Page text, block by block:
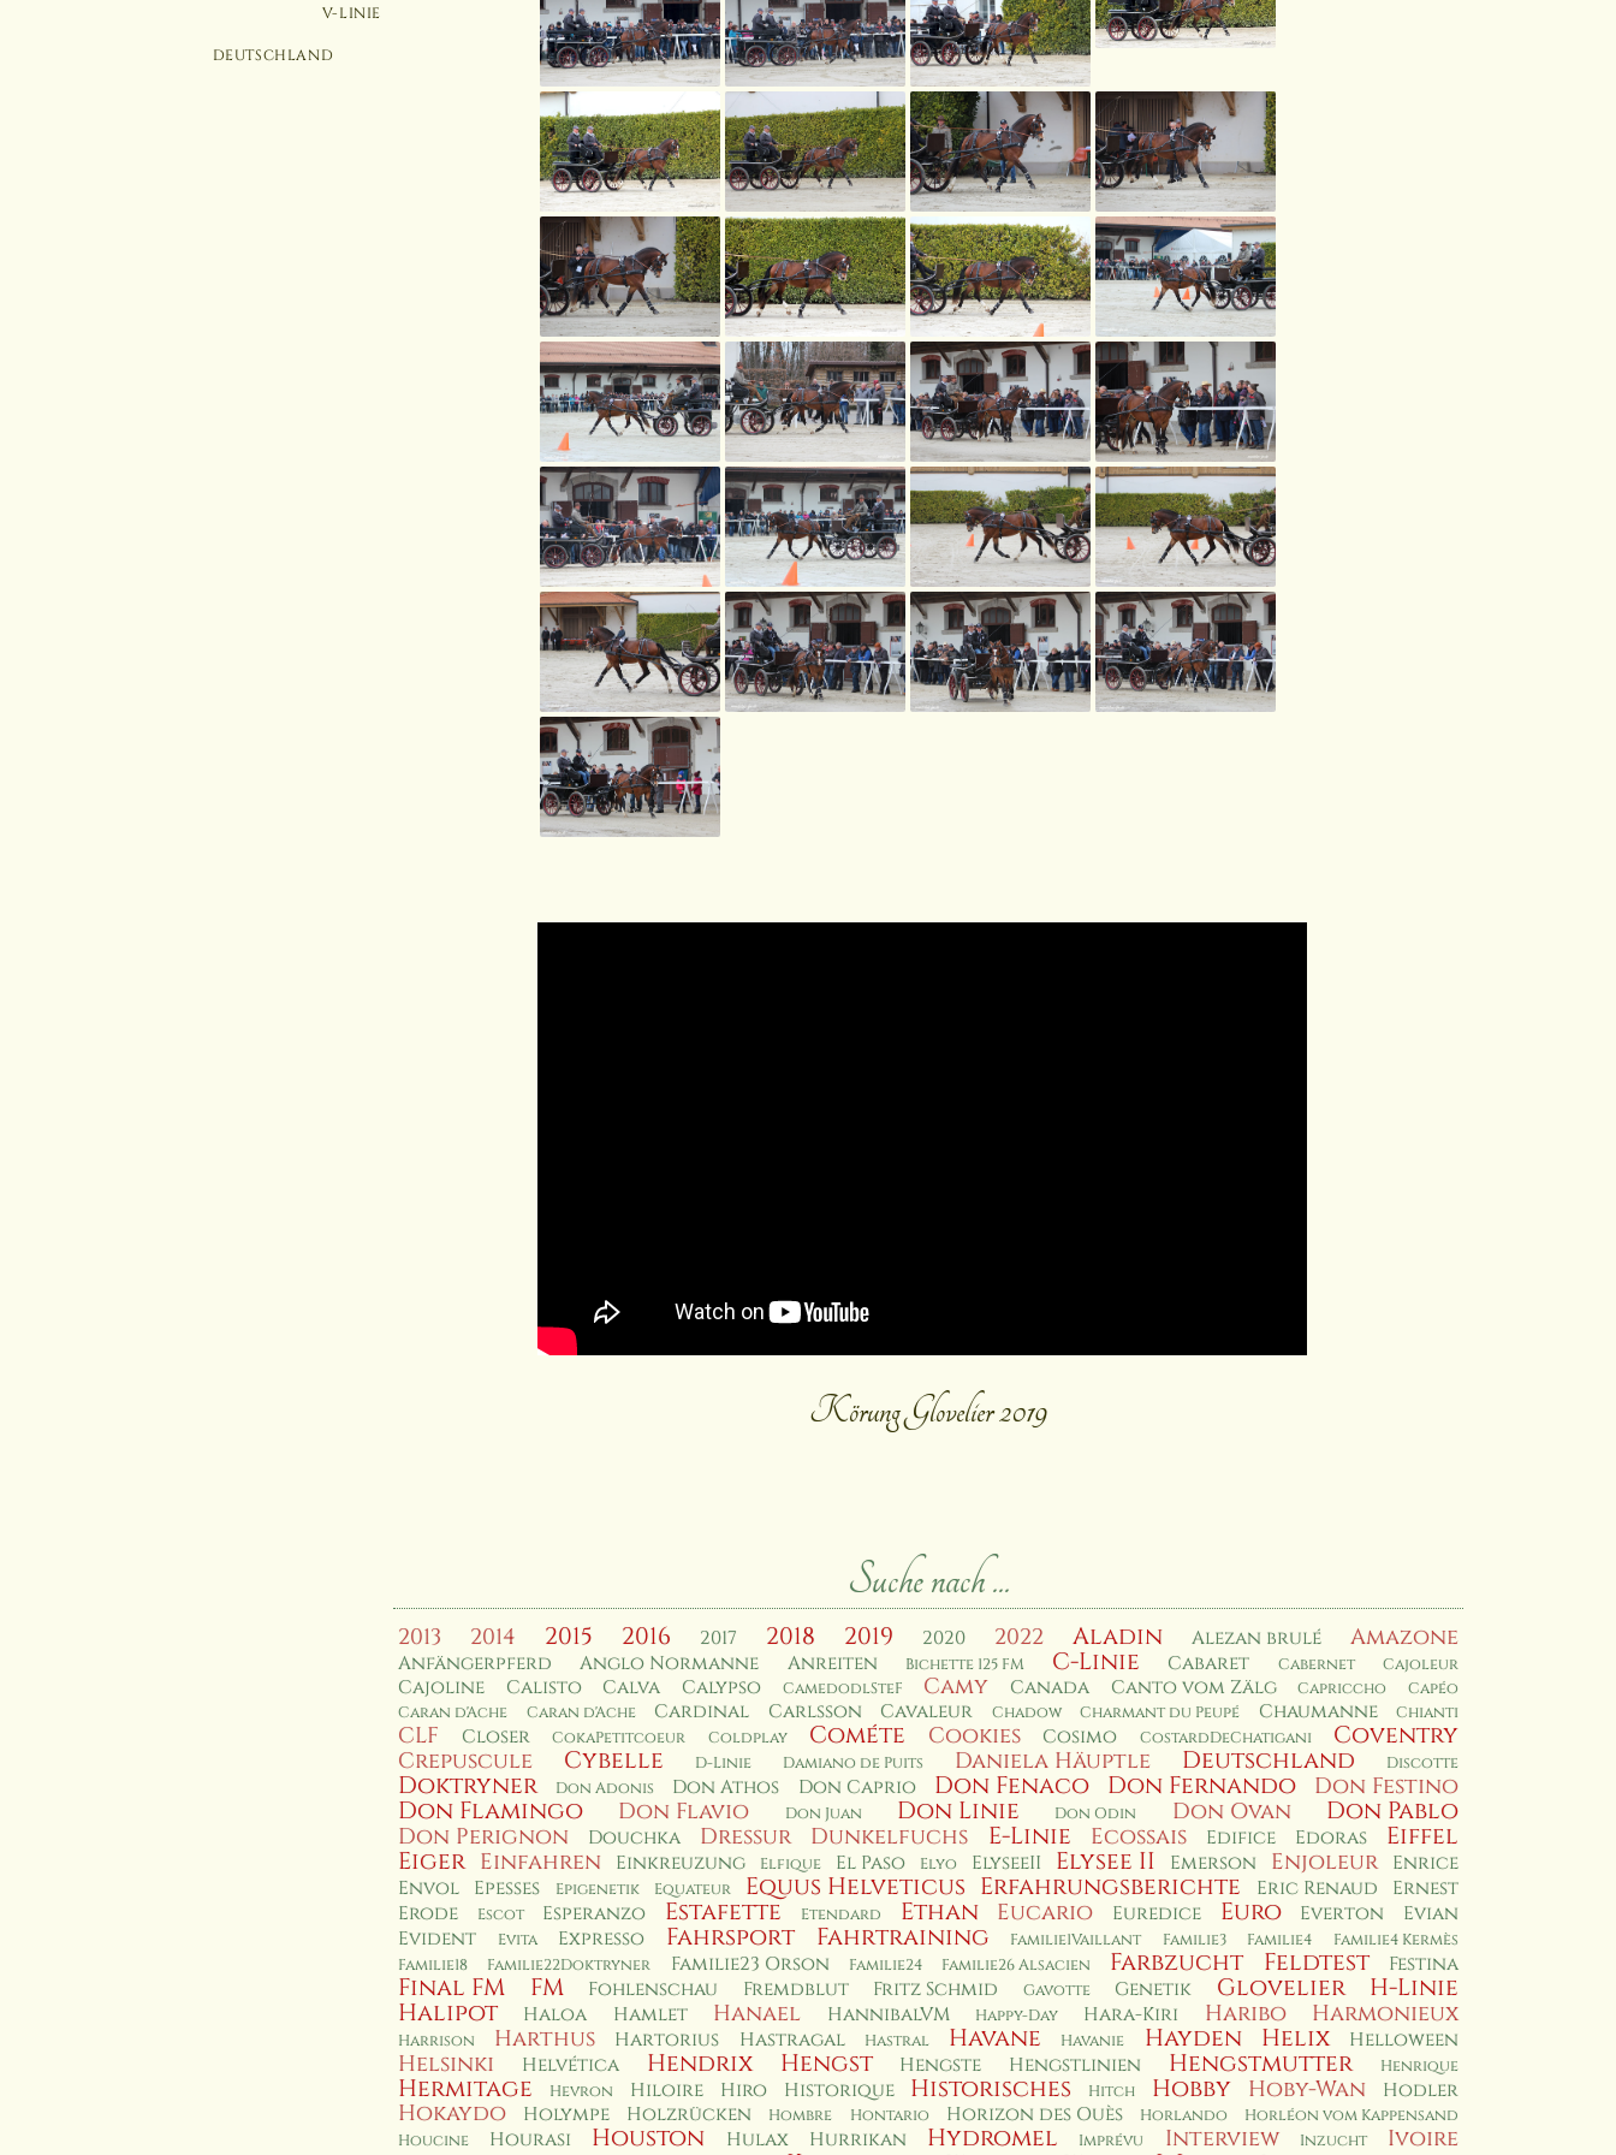
V-LINIE
DEUTSCHLAND
Körung Glovelier 2019
Suche nach ...
2013 2014 2015 2016 2017 2018 2019 2020 2022 Aladin Alezan brulé Amazone
Anfängerpferd Anglo Normanne Anreiten Bichette 125 FM C-Linie Cabaret Cabernet Cajoleur
Cajoline Calisto Calva Calypso CamedodlSteF Camy Canada Canto vom Zälg Capriccho
Capéo
Caran d'Ache
Caran d'Ache Cardinal Carlsson Cavaleur Chadow Charmant du Peupé Chaumanne Chianti
CLF Closer CokaPetitcoeur Coldplay Cométe Cookies Cosimo CostardDeChatigani Coventry
Crepuscule Cybelle D-Linie Damiano de Puits Daniela Häuptle Deutschland Discotte
Doktryner Don Adonis Don Athos Don Caprio Don Fenaco Don Fernando Don Festino
Don Flamingo Don Flavio Don Juan Don Linie Don Odin Don Ovan Don Pablo
Don Perignon Douchka Dressur Dunkelfuchs E-Linie Ecossais Edifice Edoras
Eiffel
Eiger Einfahren Einkreuzung Elfique El Paso Elyo ElyseeII Elysee II Emerson Enjoleur
Enrice
Envol
Epesses Epigenetik Equateur Equus Helveticus Erfahrungsberichte Eric Renaud
Ernest
Erode
Escot Esperanzo Estafette Etendard Ethan Eucario Euredice Euro Everton
Evian
Evident
Evita Expresso Fahrsport Fahrtraining Familie1Vaillant Familie3 Familie4
Familie4 Kermès
Familie18
Familie22Doktryner Familie23 Orson Familie24 Familie26 Alsacien Farbzucht Feldtest Festina
Final FM FM Fohlenschau Fremdblut Fritz Schmid Gavotte Genetik Glovelier
H-Linie
Halipot
Haloa Hamlet Hanael HannibalVM Happy-Day Hara-Kiri Haribo Harmonieux
Harrison Harthus Hartorius Hastragal Hastral Havane Havanie Hayden Helix Helloween
Helsinki Helvética Hendrix Hengst Hengste Hengstlinien Hengstmutter Henrique
Hermitage Hevron Hiloire Hiro Historique Historisches Hitch Hobby Hoby-Wan Hodler
Hokaydo Holympe Holzrücken Hombre Hontario Horizon des Ouès Horlando
Horléon vom Kappensand
Houcine
Hourasi Houston Hulax Hurrikan Hydromel Imprévu Interview Inzucht Ivoire